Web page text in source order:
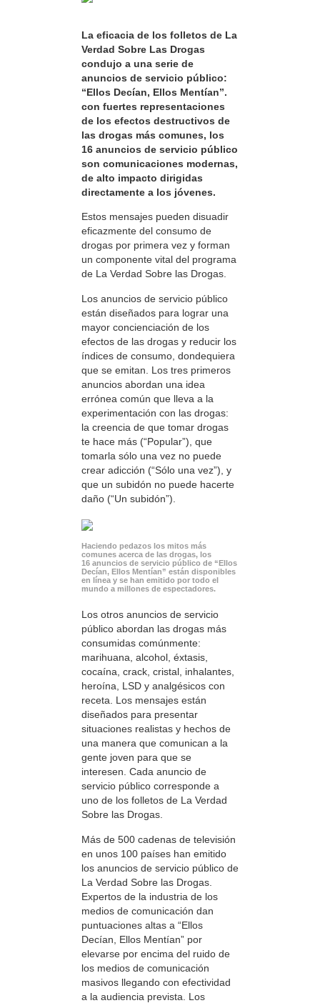
La eficacia de los folletos de La
Verdad Sobre Las Drogas
condujo a una serie de
anuncios de servicio público:
“Ellos Decían, Ellos Mentían”.
con fuertes representaciones
de los efectos destructivos de
las drogas más comunes, los
16 anuncios de servicio público
son comunicaciones modernas,
de alto impacto dirigidas
directamente a los jóvenes.
Estos mensajes pueden disuadir
eficazmente del consumo de
drogas por primera vez y forman
un componente vital del programa
de La Verdad Sobre las Drogas.
Los anuncios de servicio público
están diseñados para lograr una
mayor concienciación de los
efectos de las drogas y reducir los
índices de consumo, dondequiera
que se emitan. Los tres primeros
anuncios abordan una idea
errónea común que lleva a la
experimentación con las drogas:
la creencia de que tomar drogas
te hace más (“Popular”), que
tomarla sólo una vez no puede
crear adicción (“Sólo una vez”), y
que un subidón no puede hacerte
daño (“Un subidón”).
Haciendo pedazos los mitos más
comunes acerca de las drogas, los
16 anuncios de servicio público de “Ellos
Decían, Ellos Mentían” están disponibles
en línea y se han emitido por todo el
mundo a millones de espectadores.
Los otros anuncios de servicio
público abordan las drogas más
consumidas comúnmente:
marihuana, alcohol, éxtasis,
cocaína, crack, cristal, inhalantes,
heroína, LSD y analgésicos con
receta. Los mensajes están
diseñados para presentar
situaciones realistas y hechos de
una manera que comunican a la
gente joven para que se
interesen. Cada anuncio de
servicio público corresponde a
uno de los folletos de La Verdad
Sobre las Drogas.
Más de 500 cadenas de televisión
en unos 100 países han emitido
los anuncios de servicio público de
La Verdad Sobre las Drogas.
Expertos de la industria de los
medios de comunicación dan
puntuaciones altas a “Ellos
Decían, Ellos Mentían” por
elevarse por encima del ruido de
los medios de comunicación
masivos llegando con efectividad
a la audiencia prevista. Los